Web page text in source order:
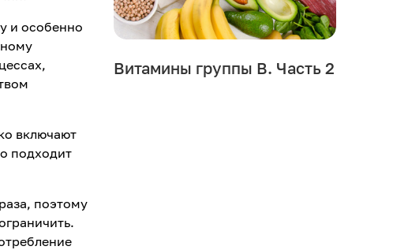
и особенно
включают
подходит
поэтому
Витамины группы В. Часть 2